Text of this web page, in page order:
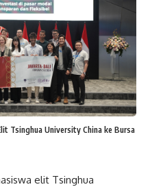
Tsinghua University China ke Bursa
elit Tsinghua